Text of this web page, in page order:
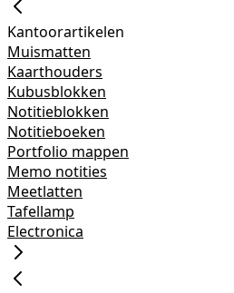
Kantoorartikelen
Muismatten
Kaarthouders
Kubusblokken
Notitieblokken
Notitieboeken
Portfolio mappen
Memo notities
Meetlatten
Tafellamp
Electronica